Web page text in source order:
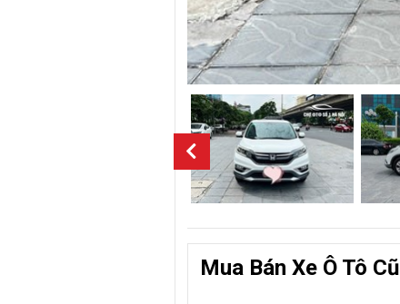
Mua Bán Xe Ô Tô